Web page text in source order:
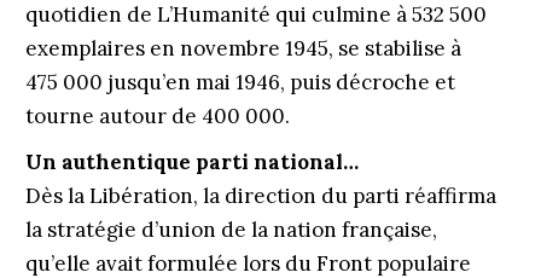
quotidien de L’Humanité qui culmine à 532 500
exemplaires en novembre 1945, se stabilise à
475 000 jusqu’en mai 1946, puis décroche et
tourne autour de 400 000.
Un authentique parti national…
Dès la Libération, la direction du parti réaffirma
la stratégie d’union de la nation française,
qu’elle avait formulée lors du Front populaire